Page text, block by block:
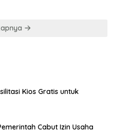
Kios Gratis untuk
Cabut Izin Usaha